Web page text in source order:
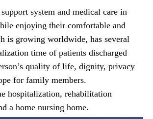
system and medical care in
enjoying their comfortable and
is growing worldwide, has several
time of patients discharged
quality of life, dignity, privacy
for family members.
hospitalization, rehabilitation
a home nursing home.